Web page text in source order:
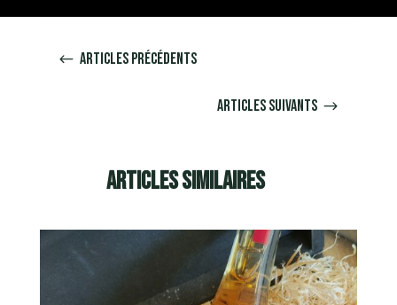
# Articles précédents
Articles suivants $
Articles similaires